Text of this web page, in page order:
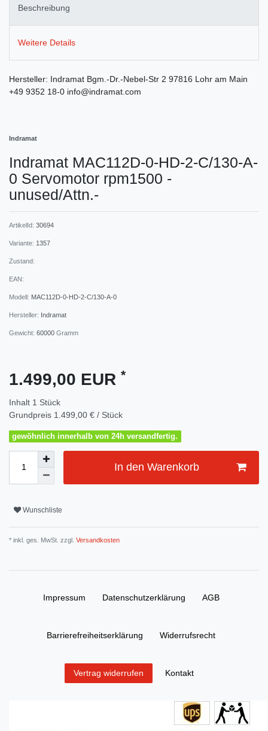
Beschreibung
Weitere Details
Hersteller: Indramat Bgm.-Dr.-Nebel-Str 2 97816 Lohr am Main
+49 9352 18-0 info@indramat.com
Indramat
Indramat MAC112D-0-HD-2-C/130-A-
0 Servomotor rpm1500 -
unused/Attn.-
ArtikelId: 30694
Variante: 1357
Zustand:
EAN:
Modell: MAC112D-0-HD-2-C/130-A-0
Hersteller: Indramat
Gewicht: 60000 Gramm
1.499,00 EUR *
Inhalt 1 Stück
Grundpreis 1.499,00 € / Stück
gewöhnlich innerhalb von 24h versandfertig.
In den Warenkorb
Wunschliste
* inkl. ges. MwSt. zzgl. Versandkosten
Impressum Daten­schutz­erklärung AGB
Barrierefreiheitserklärung Widerrufs­recht
Vertrag widerrufen Kontakt